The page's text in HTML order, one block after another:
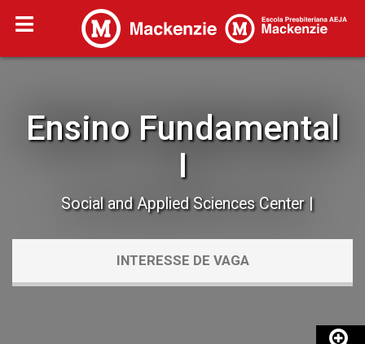
Ensino Fundamental
I
Social and Applied Sciences Center
INTERESSE DE VAGA